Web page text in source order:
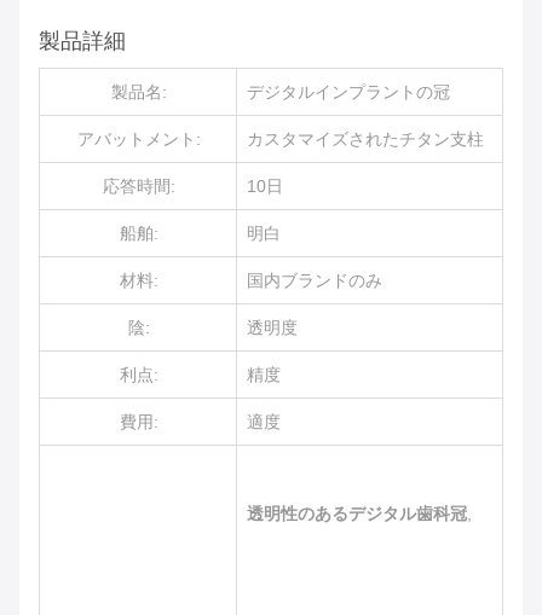
製品詳細
製品名: デジタルインプラントの冠
アバットメント: カスタマイズされたチタン支柱
応答時間: 10日
船舶: 明白
材料: 国内ブランドのみ
陰: 透明度
利点: 精度
費用: 適度
透明性のあるデジタル歯科冠